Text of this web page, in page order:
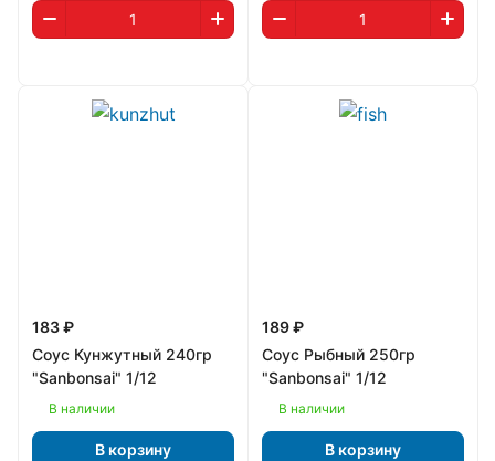
183 ₽
Соус Кунжутный 240гр
"Sanbonsai" 1/12
В наличии
В корзину
189 ₽
Соус Рыбный 250гр
"Sanbonsai" 1/12
В наличии
В корзину